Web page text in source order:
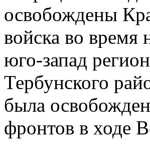
освобождены
войска во время
юго-запад
Тербунского
была
фронтов в ходе